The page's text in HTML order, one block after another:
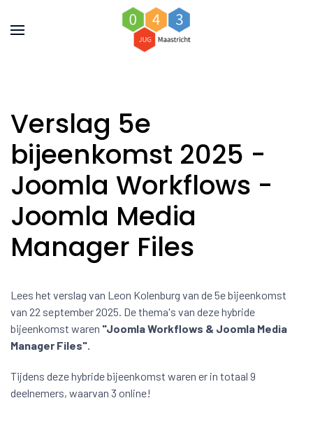
Verslag 5e
bijeenkomst 2025 -
Joomla Workflows -
Joomla Media
Manager Files
Lees het verslag van Leon Kolenburg van de 5e bijeenkomst
van 22 september 2025. De thema's van deze hybride
bijeenkomst waren "Joomla Workflows & Joomla Media
Manager Files".
Tijdens deze hybride bijeenkomst waren er in totaal 9
deelnemers, waarvan 3 online!